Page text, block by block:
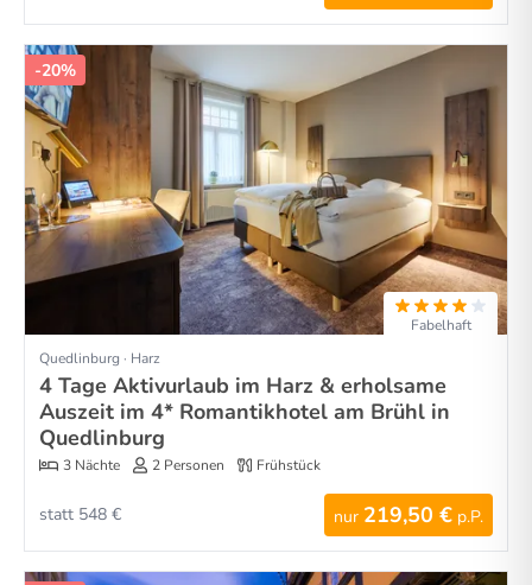
-20%
Fabelhaft
Quedlinburg · Harz
4 Tage Aktivurlaub im Harz & erholsame
Auszeit im 4* Romantikhotel am Brühl in
Quedlinburg
3 Nächte 2 Personen Frühstück
nur 219,50 € p.P.
statt 548 €